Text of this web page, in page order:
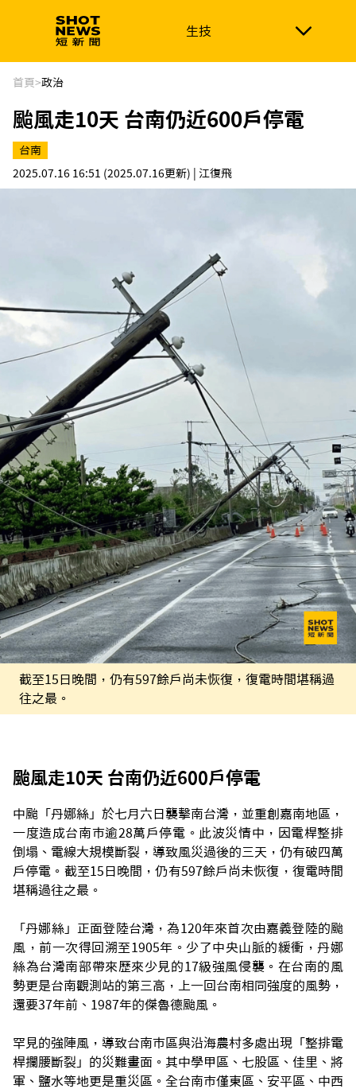
生技
生技 政治
新南向 體育
首頁>政治
颱風走10天 台南仍近600戶停電
台南
2025.07.16 16:51 (2025.07.16更新) | 江復飛
截至15日晚間，仍有597餘戶尚未恢復，復電時間堪稱過
往之最。
颱風走10天 台南仍近600戶停電
中颱「丹娜絲」於七月六日襲擊南台灣，並重創嘉南地區，
一度造成台南市逾28萬戶停電。此波災情中，因電桿整排
倒塌、電線大規模斷裂，導致風災過後的三天，仍有破四萬
戶停電。截至15日晚間，仍有597餘戶尚未恢復，復電時間
堪稱過往之最。
「丹娜絲」正面登陸台灣，為120年來首次由嘉義登陸的颱
風，前一次得回溯至1905年。少了中央山脈的緩衝，丹娜
絲為台灣南部帶來歷來少見的17級強風侵襲。在台南的風
勢更是台南觀測站的第三高，上一回台南相同強度的風勢，
還要37年前、1987年的傑魯德颱風。
罕見的強陣風，導致台南市區與沿海農村多處出現「整排電
桿攔腰斷裂」的災難畫面。其中學甲區、七股區、佳里、將
軍、鹽水等地更是重災區。全台南市僅東區、安平區、中西